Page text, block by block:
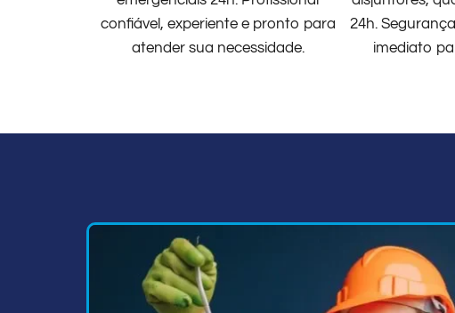
confiável, experiente e pronto para
atender sua necessidade.
24h.
imediato